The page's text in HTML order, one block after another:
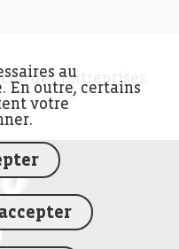
des Entreprises.
FEDIL écho
au
En outre, certains
votre